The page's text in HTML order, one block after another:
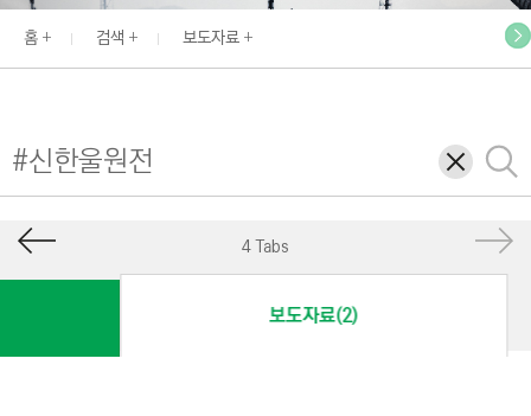
E
N
I
홈 검색 보도자료
삭
제
검
색
4 Tabs
보도자료(2)